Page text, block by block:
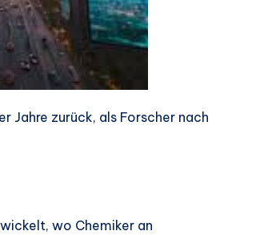
Jahre zurück, als Forscher nach
wo Chemiker an